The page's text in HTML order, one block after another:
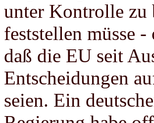
unter Kontrolle zu
feststellen müsse
daß die EU seit
Entscheidungen
seien. Ein